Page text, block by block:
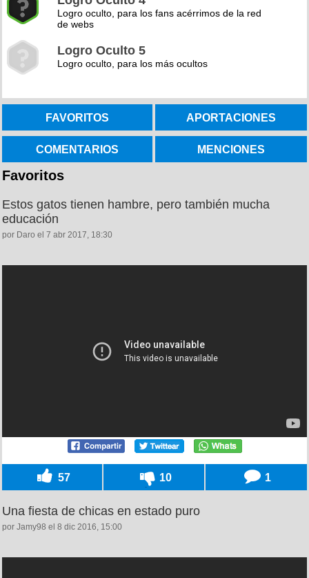
Logro oculto, para los fans acérrimos de la red
de webs
Logro Oculto 5
Logro oculto, para los más ocultos
FAVORITOS APORTACIONES
COMENTARIOS MENCIONES
Favoritos
Estos gatos tienen hambre, pero también mucha
educación
por Daro el 7 abr 2017, 18:30
57 10 1
Una fiesta de chicas en estado puro
por Jamy98 el 8 dic 2016, 15:00